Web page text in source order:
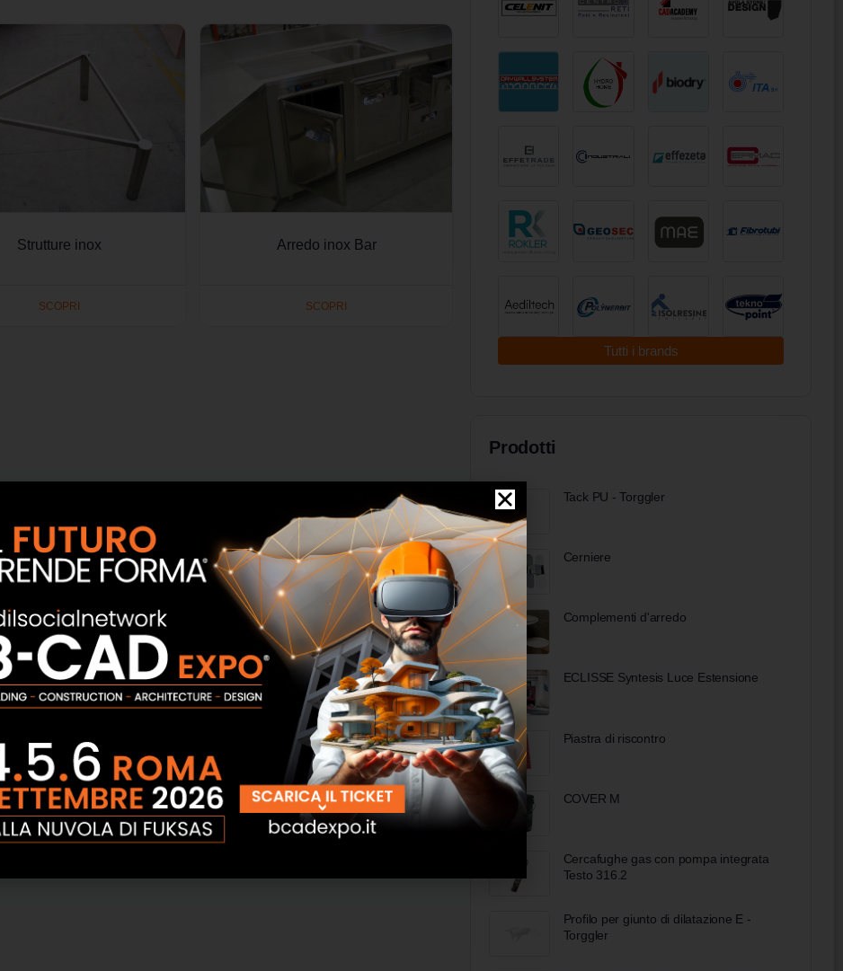
Strutture inox
SCOPRI
Arredo inox Bar
SCOPRI
Tutti i brands
Prodotti
Tack PU - Torggler
Cerniere
Complementi d'arredo
ECLISSE Syntesis Luce Estensione
Piastra di riscontro
COVER M
Cercafughe gas con pompa integrata
Testo 316.2
Profilo per giunto di dilatazione E -
Torggler